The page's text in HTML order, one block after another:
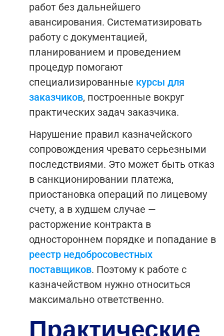
работ без дальнейшего
авансирования. Систематизировать
работу с документацией,
планированием и проведением
процедур помогают
специализированные курсы для
заказчиков, построенные вокруг
практических задач заказчика.
Нарушение правил казначейского
сопровождения чревато серьезными
последствиями. Это может быть отказ
в санкционировании платежа,
приостановка операций по лицевому
счету, а в худшем случае —
расторжение контракта в
одностороннем порядке и попадание в
реестр недобросовестных
поставщиков. Поэтому к работе с
казначейством нужно относиться
максимально ответственно.